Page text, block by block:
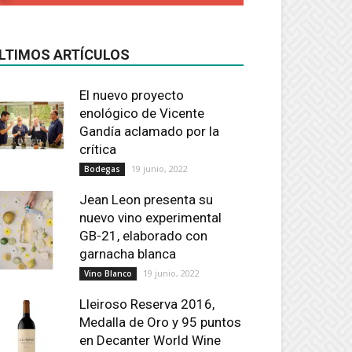
ARTÍCULOS
El nuevo proyecto
enológico de Vicente
Gandía aclamado por la
crítica
Bodegas 19 junio, 2022
Jean Leon presenta su
nuevo vino experimental
GB-21, elaborado con
garnacha blanca
Vino Blanco 19 junio, 2022
Lleiroso Reserva 2016,
Medalla de Oro y 95 puntos
en Decanter World Wine